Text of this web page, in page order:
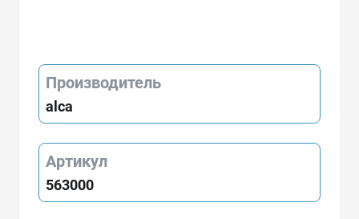
Производитель
alca
Артикул
563000